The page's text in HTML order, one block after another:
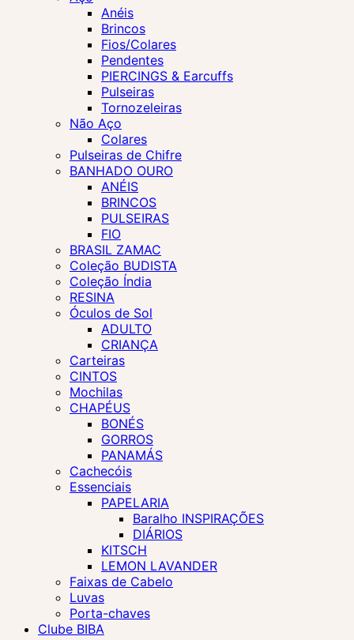
Anéis
Brincos
Fios/Colares
Pendentes
PIERCINGS & Earcuffs
Pulseiras
Tornozeleiras
Não Aço
Colares
Pulseiras de Chifre
BANHADO OURO
ANÉIS
BRINCOS
PULSEIRAS
FIO
BRASIL ZAMAC
Coleção BUDISTA
Coleção Índia
RESINA
Óculos de Sol
ADULTO
CRIANÇA
Carteiras
CINTOS
Mochilas
CHAPÉUS
BONÉS
GORROS
PANAMÁS
Cachecóis
Essenciais
PAPELARIA
Baralho INSPIRAÇÕES
DIÁRIOS
KITSCH
LEMON LAVANDER
Faixas de Cabelo
Luvas
Porta-chaves
Clube BIBA